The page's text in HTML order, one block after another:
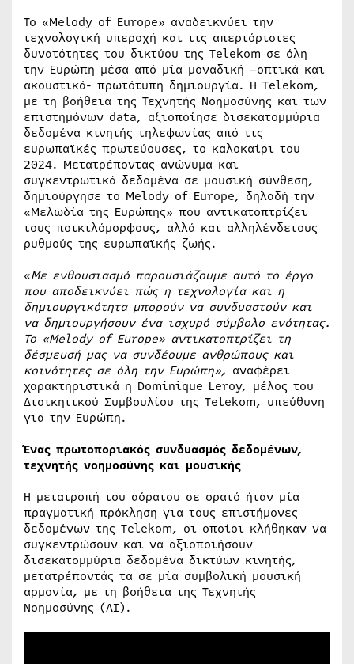
Το «Melody of Europe» αναδεικνύει την
τεχνολογική υπεροχή και τις απεριόριστες
δυνατότητες του δικτύου της Telekom σε όλη
την Ευρώπη μέσα από μία μοναδική –οπτικά και
ακουστικά- πρωτότυπη δημιουργία. Η Telekom,
με τη βοήθεια της Τεχνητής Νοημοσύνης και των
επιστημόνων data, αξιοποίησε δισεκατομμύρια
δεδομένα κινητής τηλεφωνίας από τις
ευρωπαϊκές πρωτεύουσες, το καλοκαίρι του
2024. Μετατρέποντας ανώνυμα και
συγκεντρωτικά δεδομένα σε μουσική σύνθεση,
δημιούργησε το Melody of Europe, δηλαδή την
«Μελωδία της Ευρώπης» που αντικατοπτρίζει
τους ποικιλόμορφους, αλλά και αλληλένδετους
ρυθμούς της ευρωπαϊκής ζωής.
«Με ενθουσιασμό παρουσιάζουμε αυτό το έργο
που αποδεικνύει πώς η τεχνολογία και η
δημιουργικότητα μπορούν να συνδυαστούν και
να δημιουργήσουν ένα ισχυρό σύμβολο ενότητας.
Το «Melody of Europe» αντικατοπτρίζει τη
δέσμευσή μας να συνδέουμε ανθρώπους και
κοινότητες σε όλη την Ευρώπη», αναφέρει
χαρακτηριστικά η Dominique Leroy, μέλος του
Διοικητικού Συμβουλίου της Telekom, υπεύθυνη
για την Ευρώπη.
Ένας πρωτοποριακός συνδυασμός δεδομένων,
τεχνητής νοημοσύνης και μουσικής
Η μετατροπή του αόρατου σε ορατό ήταν μία
πραγματική πρόκληση για τους επιστήμονες
δεδομένων της Telekom, οι οποίοι κλήθηκαν να
συγκεντρώσουν και να αξιοποιήσουν
δισεκατομμύρια δεδομένα δικτύων κινητής,
μετατρέποντάς τα σε μία συμβολική μουσική
αρμονία, με τη βοήθεια της Τεχνητής
Νοημοσύνης (AI).